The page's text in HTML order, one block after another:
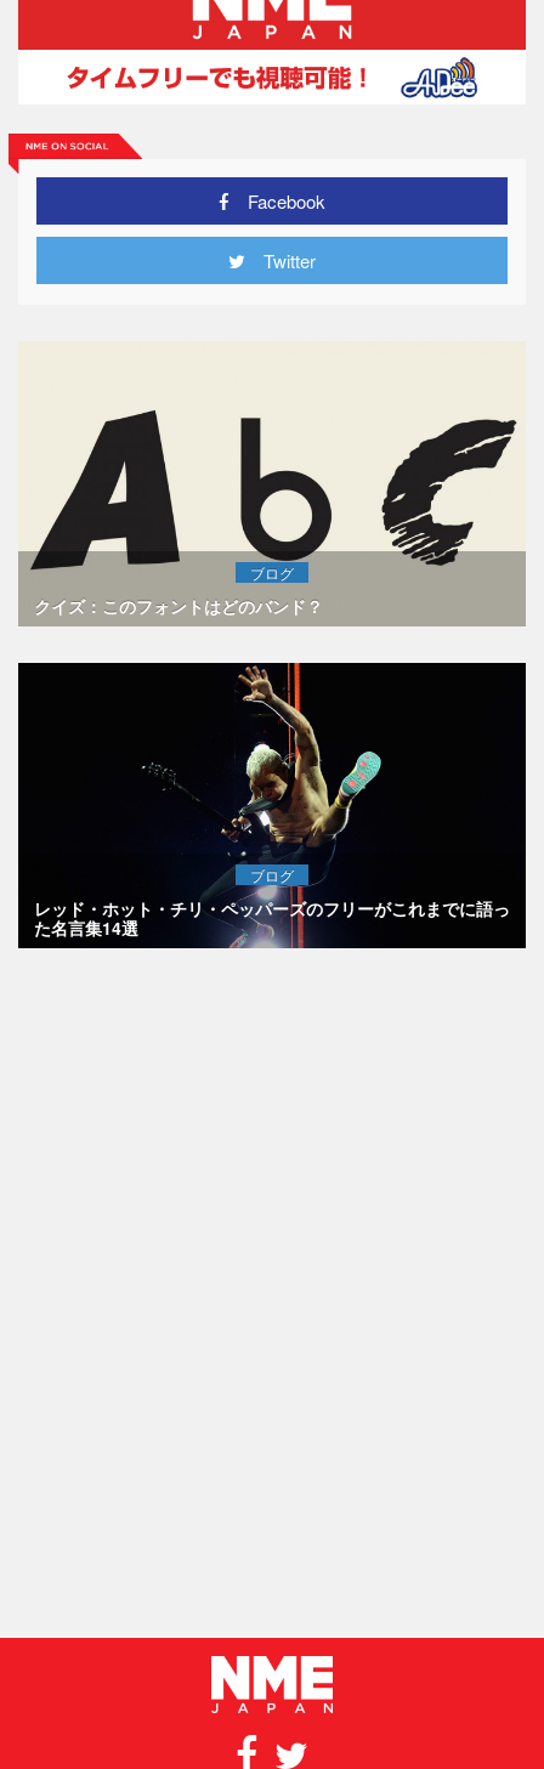
Facebook
Twitter
ブログ
クイズ：このフォントはどのバンド？
ブログ
レッド・ホット・チリ・ペッパーズのフリーがこれまでに語っ
た名言集14選